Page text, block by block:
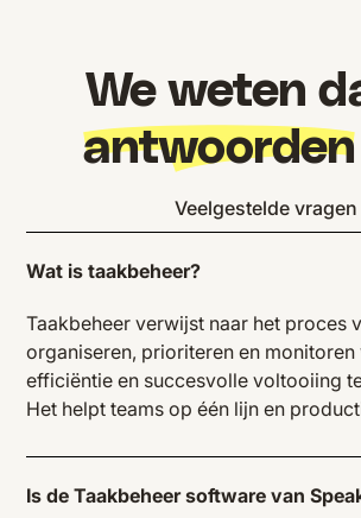
We weten
antwoorden
Veelgestelde vragen
Wat is taakbeheer?
Taakbeheer verwijst naar het proces
organiseren, prioriteren en monitoren
efficiëntie en succesvolle voltooiing
Het helpt teams op één lijn en
Is de Taakbeheer software van